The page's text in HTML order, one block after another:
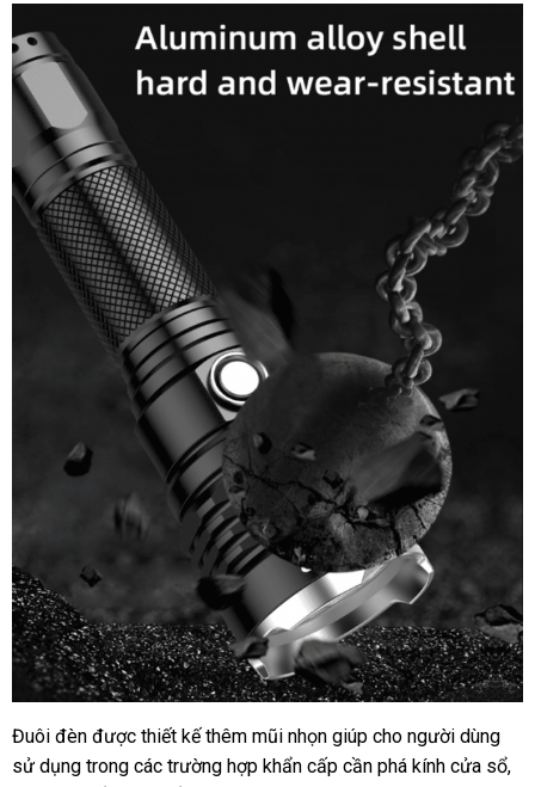
Đuôi đèn được thiết kế thêm mũi nhọn giúp cho người dùng
sử dụng trong các trường hợp khẩn cấp cần phá kính cửa sổ,